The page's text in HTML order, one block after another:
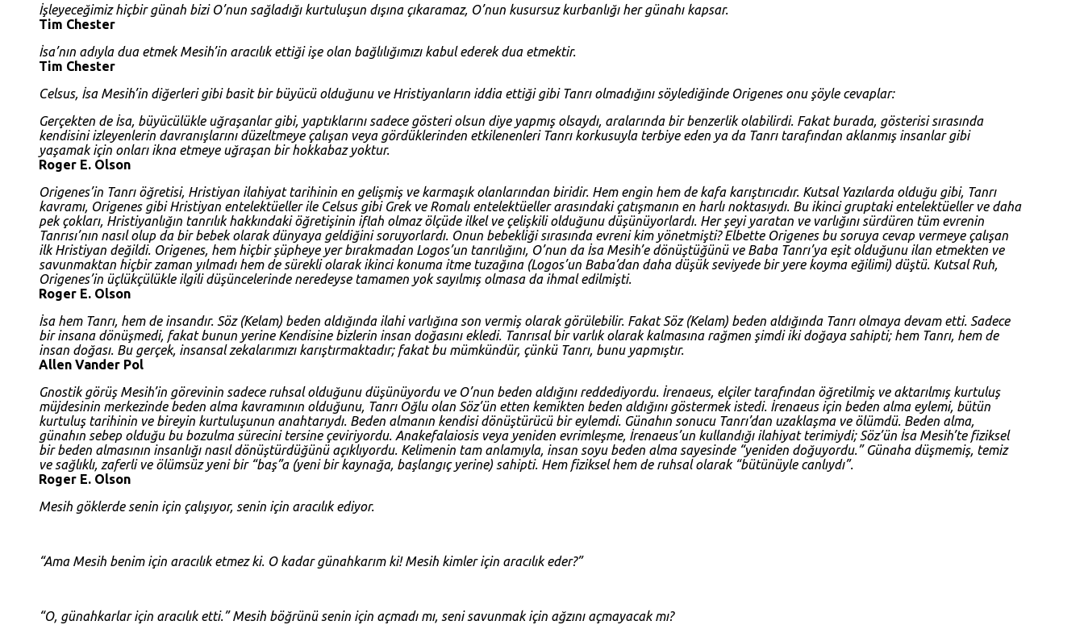
İşleyeceğimiz hiçbir günah bizi O’nun sağladığı kurtuluşun dışına çıkaramaz, O’nun kusursuz kurbanlığı her günahı kapsar.
Tim Chester
İsa’nın adıyla dua etmek Mesih’in aracılık ettiği işe olan bağlılığımızı kabul ederek dua etmektir.
Tim Chester
Celsus, İsa Mesih’in diğerleri gibi basit bir büyücü olduğunu ve Hristiyanların iddia ettiği gibi Tanrı olmadığını söylediğinde Origenes onu şöyle cevaplar:
Gerçekten de İsa, büyücülükle uğraşanlar gibi, yaptıklarını sadece gösteri olsun diye yapmış olsaydı, aralarında bir benzerlik olabilirdi. Fakat burada, gösterisi sırasında
kendisini izleyenlerin davranışlarını düzeltmeye çalışan veya gördüklerinden etkilenenleri Tanrı korkusuyla terbiye eden ya da Tanrı tarafından aklanmış insanlar gibi
yaşamak için onları ikna etmeye uğraşan bir hokkabaz yoktur.
Roger E. Olson
Origenes’in Tanrı öğretisi, Hristiyan ilahiyat tarihinin en gelişmiş ve karmaşık olanlarından biridir. Hem engin hem de kafa karıştırıcıdır. Kutsal Yazılarda olduğu gibi, Tanrı
kavramı, Origenes gibi Hristiyan entelektüeller ile Celsus gibi Grek ve Romalı entelektüeller arasındaki çatışmanın en harlı noktasıydı. Bu ikinci gruptaki entelektüeller ve daha
pek çokları, Hristiyanlığın tanrılık hakkındaki öğretişinin iflah olmaz ölçüde ilkel ve çelişkili olduğunu düşünüyorlardı. Her şeyi yaratan ve varlığını sürdüren tüm evrenin
Tanrısı’nın nasıl olup da bir bebek olarak dünyaya geldiğini soruyorlardı. Onun bebekliği sırasında evreni kim yönetmişti? Elbette Origenes bu soruya cevap vermeye çalışan
ilk Hristiyan değildi. Origenes, hem hiçbir şüpheye yer bırakmadan Logos’un tanrılığını, O’nun da İsa Mesih’e dönüştüğünü ve Baba Tanrı’ya eşit olduğunu ilan etmekten ve
savunmaktan hiçbir zaman yılmadı hem de sürekli olarak ikinci konuma itme tuzağına (Logos’un Baba’dan daha düşük seviyede bir yere koyma eğilimi) düştü. Kutsal Ruh,
Origenes’in üçlükçülükle ilgili düşüncelerinde neredeyse tamamen yok sayılmış olmasa da ihmal edilmişti.
Roger E. Olson
İsa hem Tanrı, hem de insandır. Söz (Kelam) beden aldığında ilahi varlığına son vermiş olarak görülebilir. Fakat Söz (Kelam) beden aldığında Tanrı olmaya devam etti. Sadece
bir insana dönüşmedi, fakat bunun yerine Kendisine bizlerin insan doğasını ekledi. Tanrısal bir varlık olarak kalmasına rağmen şimdi iki doğaya sahipti; hem Tanrı, hem de
insan doğası. Bu gerçek, insansal zekalarımızı karıştırmaktadır; fakat bu mümkündür, çünkü Tanrı, bunu yapmıştır.
Allen Vander Pol
Gnostik görüş Mesih’in görevinin sadece ruhsal olduğunu düşünüyordu ve O’nun beden aldığını reddediyordu. İrenaeus, elçiler tarafından öğretilmiş ve aktarılmış kurtuluş
müjdesinin merkezinde beden alma kavramının olduğunu, Tanrı Oğlu olan Söz’ün etten kemikten beden aldığını göstermek istedi. İrenaeus için beden alma eylemi, bütün
kurtuluş tarihinin ve bireyin kurtuluşunun anahtarıydı. Beden almanın kendisi dönüştürücü bir eylemdi. Günahın sonucu Tanrı’dan uzaklaşma ve ölümdü. Beden alma,
günahın sebep olduğu bu bozulma sürecini tersine çeviriyordu. Anakefalaiosis veya yeniden evrimleşme, İrenaeus’un kullandığı ilahiyat terimiydi; Söz’ün İsa Mesih’te fiziksel
bir beden almasının insanlığı nasıl dönüştürdüğünü açıklıyordu. Kelimenin tam anlamıyla, insan soyu beden alma sayesinde “yeniden doğuyordu.” Günaha düşmemiş, temiz
ve sağlıklı, zaferli ve ölümsüz yeni bir “baş”a (yeni bir kaynağa, başlangıç yerine) sahipti. Hem fiziksel hem de ruhsal olarak “bütünüyle canlıydı”.
Roger E. Olson
Mesih göklerde senin için çalışıyor, senin için aracılık ediyor.
“Ama Mesih benim için aracılık etmez ki. O kadar günahkarım ki! Mesih kimler için aracılık eder?”
“O, günahkarlar için aracılık etti.” Mesih böğrünü senin için açmadı mı, seni savunmak için ağzını açmayacak mı?